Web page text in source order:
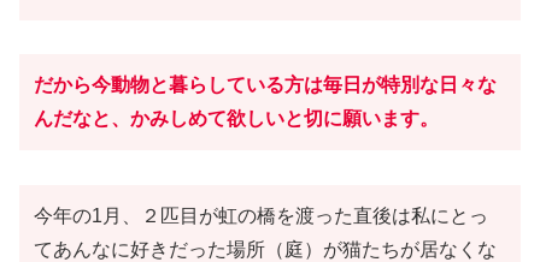
だから今動物と暮らしている方は毎日が特別な日々な
んだなと、かみしめて欲しいと切に願います。
今年の1月、２匹目が虹の橋を渡った直後は私にとっ
てあんなに好きだった場所（庭）が猫たちが居なくな